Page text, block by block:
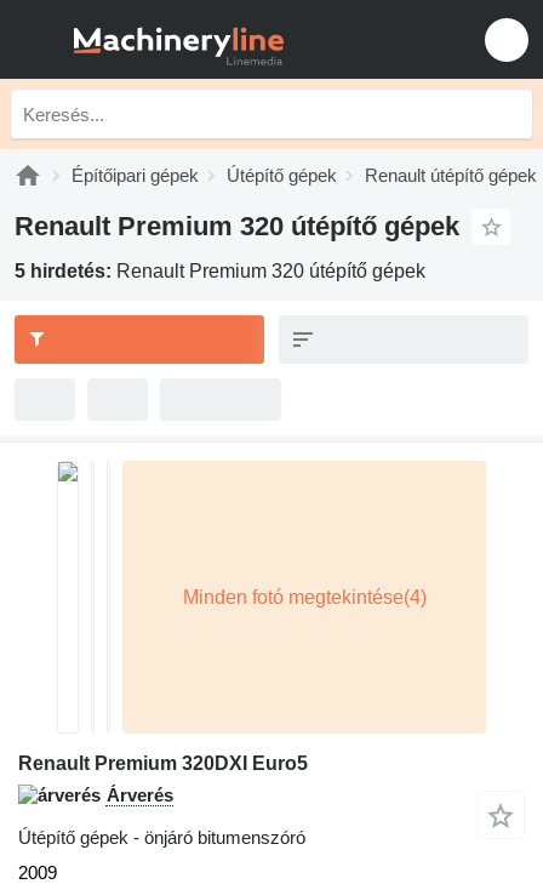
Építőipari gépek Útépítő gépek Renault útépítő gépek
Renault Premium 320 útépítő gépek
5 hirdetés: Renault Premium 320 útépítő gépek
Renault Premium 320DXI Euro5
Árverés
Útépítő gépek - önjáró bitumenszóró
2009